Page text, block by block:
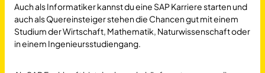
Auch als Informatiker kannst du eine SAP Karriere starten und
auch als Quereinsteiger stehen die Chancen gut mit einem
Studium der Wirtschaft, Mathematik, Naturwissenschaft oder
in einem Ingenieursstudiengang.